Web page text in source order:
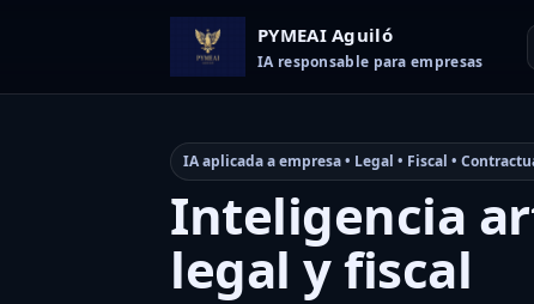
PYMEAI Aguiló
IA responsable para empresas
IA aplicada a empresa • Legal • Fiscal •
Inteligencia
legal y fiscal